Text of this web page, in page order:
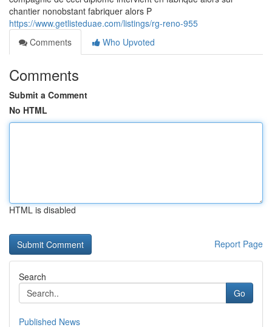
chantier nonobstant fabriquer alors P
https://www.getlisteduae.com/listings/rg-reno-955
Comments
Who Upvoted
Comments
Submit a Comment
No HTML
HTML is disabled
Report Page
Search
Go
Published News